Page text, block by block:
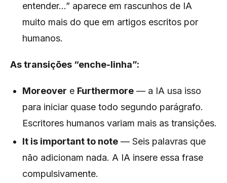
entender...” aparece em rascunhos de IA
muito mais do que em artigos escritos por
humanos.
As transições “enche-linha”:
Moreover e Furthermore — a IA usa isso
para iniciar quase todo segundo parágrafo.
Escritores humanos variam mais as transições.
It is important to note — Seis palavras que
não adicionam nada. A IA insere essa frase
compulsivamente.